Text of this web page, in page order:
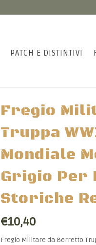
PATCH E DISTINTIVI
Fregio
Truppa
Mondiale
Grigio Per
Storiche
€10,40
Fregio Militare da Berretto